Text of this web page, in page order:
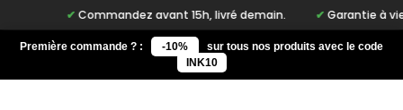
Commandez avant 15h, livré demain. Garantie à vie sur
Première commande ? : -10%
sur tous nos produits avec le code
INK10